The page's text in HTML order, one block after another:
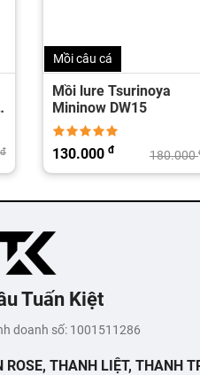
đ
Mồi câu cá
Mồi lure Tsurinoya
Mininow DW15
180.000
130.000 đ
Tuấn Kiệt
doanh số: 1001511286
THANH LIỆT, THANH